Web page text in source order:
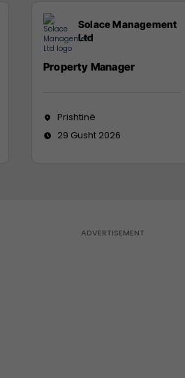
Solace Management
Ltd
Property Manager
Prishtinë
29 Gusht 2026